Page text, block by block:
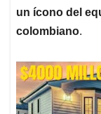
un ícono del
colombiano.